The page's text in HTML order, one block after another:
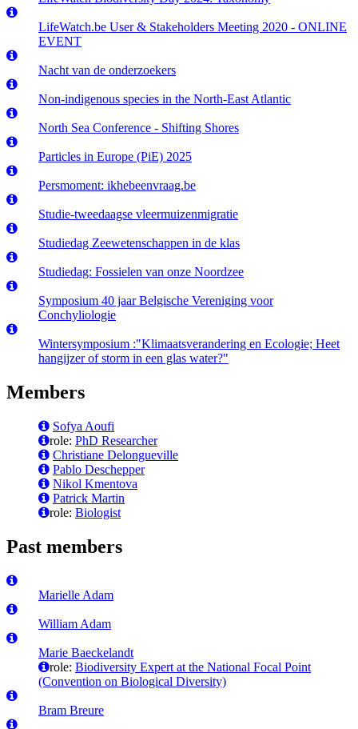
LifeWatch.be User & Stakeholders Meeting 2020 - ONLINE
EVENT
Nacht van de onderzoekers
Non-indigenous species in the North-East Atlantic
North Sea Conference - Shifting Shores
Particles in Europe (PiE) 2025
Persmoment: ikhebeenvraag.be
Studie-tweedaagse vleermuizenmigratie
Studiedag Zeewetenschappen in de klas
Studiedag: Fossielen van onze Noordzee
Symposium 40 jaar Belgische Vereniging voor
Conchyliologie
Wintersymposium :"Klimaatsverandering en Ecologie; Heet
hangijzer of storm in een glas water?"
Members
Sofya Aoufi
role: PhD Researcher
Christiane Delongueville
Pablo Deschepper
Nikol Kmentova
Patrick Martin
role: Biologist
Past members
Marielle Adam
William Adam
Marie Baeckelandt
role: Biodiversity Expert at the National Focal Point
(Convention on Biological Diversity)
Bram Breure